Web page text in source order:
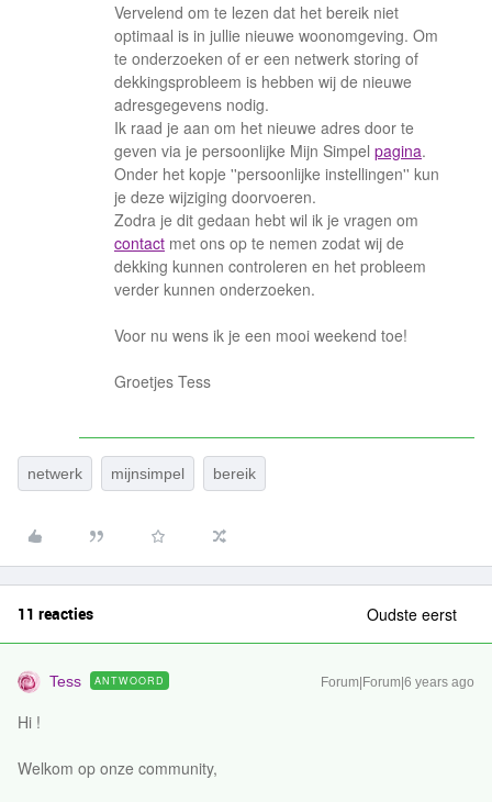
Vervelend om te lezen dat het bereik niet
optimaal is in jullie nieuwe woonomgeving. Om
te onderzoeken of er een netwerk storing of
dekkingsprobleem is hebben wij de nieuwe
adresgegevens nodig.
Ik raad je aan om het nieuwe adres door te
geven via je persoonlijke Mijn Simpel pagina.
Onder het kopje ''persoonlijke instellingen'' kun
je deze wijziging doorvoeren.
Zodra je dit gedaan hebt wil ik je vragen om
contact met ons op te nemen zodat wij de
dekking kunnen controleren en het probleem
verder kunnen onderzoeken.
Voor nu wens ik je een mooi weekend toe!
Groetjes Tess
netwerk mijnsimpel bereik
11 reacties Oudste eerst
Tess ANTWOORD Forum|Forum|6 years ago
Hi !
Welkom op onze community,